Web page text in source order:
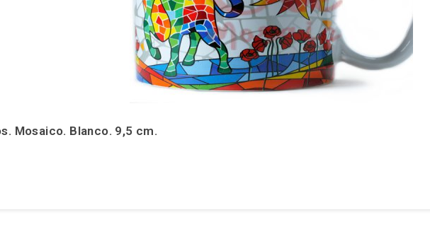
Mosaico. Blanco. 9,5 cm.